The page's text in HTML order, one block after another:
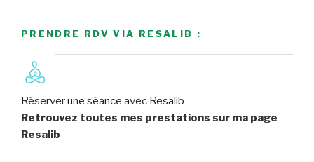
PRENDRE RDV VIA RESALIB :
Réserver une séance avec Resalib
Retrouvez toutes mes prestations sur ma page
Resalib